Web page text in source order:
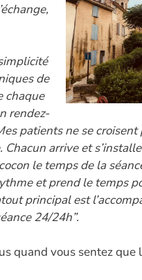
de
chaque
rendez-
patients ne se croisent
Chacun arrive et
le temps de la
et prend le temps
principal est
24/24h”.
quand vous sentez que